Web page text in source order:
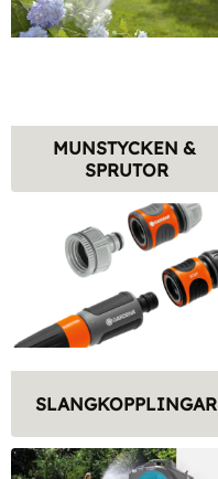
MUNSTYCKEN &
SPRUTOR
SLANGKOPPLINGAR